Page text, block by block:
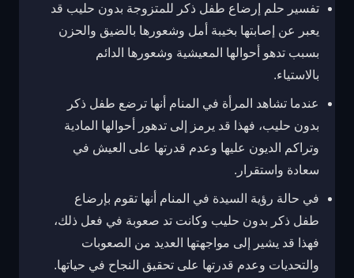
تفسير حلم إرضاع طفل ذكر للمتزوجة بدون حليب قد
يعبر عن إصابتها بخيبة أمل وشعورها بالضيق والحزن
بسبب تدهو أحوالها المعيشية وشعورها الدائم
بالاستياء.
عندما تشاهد المرأة في المنام أنها ترضع طفل ذكر
بدون حليب، فهذا قد يرمز إلى تدهور أحوالها المادية
وتراكم الديون عليها وعدم قدرتها على العيش في
سعادة واستقرار.
في حالة رؤية السيدة في المنام أنها تقوم بإرضاع
طفل ذكر بدون حليب وكانت تد صعوبة في فعل ذلك،
فهذا قد يشير إلى مواجهتها العديد من الصعوبات
والتحديات وعدم قدرتها على تحقيق النجاح في حياتها.